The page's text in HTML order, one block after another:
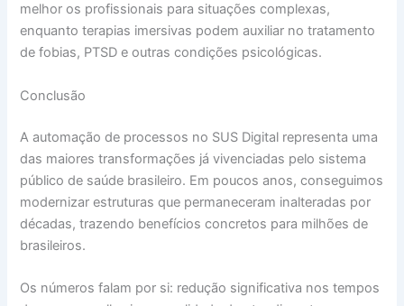
melhor os profissionais para situações complexas,
enquanto terapias imersivas podem auxiliar no tratamento
de fobias, PTSD e outras condições psicológicas.
Conclusão
A automação de processos no SUS Digital representa uma
das maiores transformações já vivenciadas pelo sistema
público de saúde brasileiro. Em poucos anos, conseguimos
modernizar estruturas que permaneceram inalteradas por
décadas, trazendo benefícios concretos para milhões de
brasileiros.
Os números falam por si: redução significativa nos tempos